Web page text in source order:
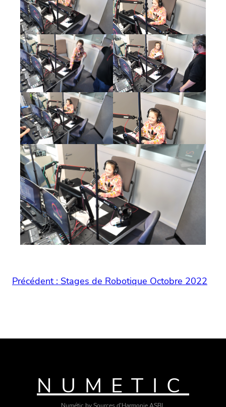
Précédent : Stages de Robotique Octobre 2022
NUMETIC